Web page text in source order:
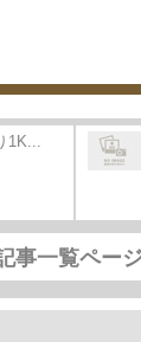
1K...
事一覧ペー